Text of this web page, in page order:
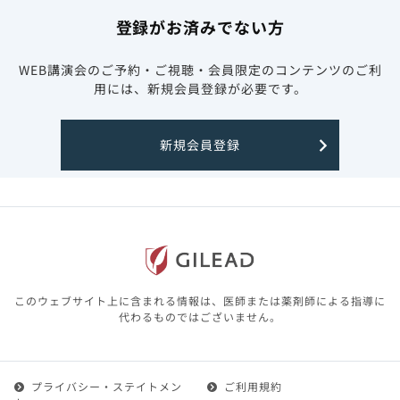
登録がお済みでない方
WEB講演会のご予約・ご視聴・会員限定のコンテンツのご利
用には、新規会員登録が必要です。
新規会員登録
このウェブサイト上に含まれる情報は、医師または薬剤師による指導に
代わるものではございません。
プライバシー・ステイトメン
ご利用規約